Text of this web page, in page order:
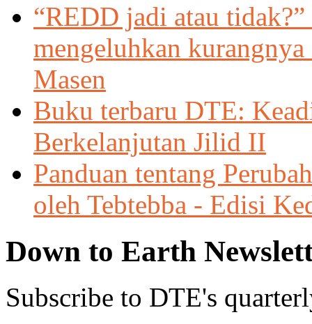
“REDD jadi atau
mengeluhkan
Masen
Buku terbaru DTE:
Berkelanjutan Jilid II
Panduan tentang
oleh Tebtebba - Edisi
Down to Earth
Subscribe to DTE's